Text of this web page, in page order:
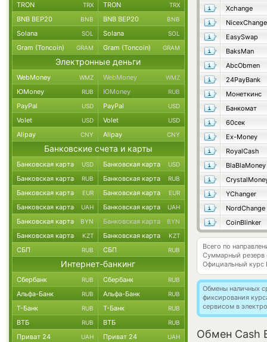
Xchange
EasySwap
BaksMan
AbcObmen
24PayBank
Монеткинс
Банкомат
60сек
Ex-Money
RoyalCash
BlaBlaMoney
YChanger
NordChange
CoinBlinker
Всего по
Суммарный резерв
Официальный курс
Обмены наличных
фиксирования
сервисом в
Обмен Cash
TRON TRX TRON TRX
BNB BEP20 BNB BNB BEP20 BNB
Solana SOL Solana SOL
Gram (Toncoin) GRAM Gram (Toncoin) GRAM
Электронные деньги
WebMoney WMZ WebMoney WMZ
ЮMoney RUB ЮMoney RUB
PayPal USD PayPal USD
Volet USD Volet USD
Alipay CNY Alipay CNY
Банковские счета и карты
Банковская карта USD Банковская карта USD
Банковская карта RUB Банковская карта RUB
Банковская карта EUR Банковская карта EUR
Банковская карта UAH Банковская карта UAH
Банковская карта BYN Банковская карта BYN
Банковская карта KZT Банковская карта KZT
СБП RUB СБП RUB
Интернет-банкинг
Сбербанк RUB Сбербанк RUB
Альфа-Банк RUB Альфа-Банк RUB
Т-Банк RUB Т-Банк RUB
ВТБ RUB ВТБ RUB
Приват 24 UAH Приват 24 UAH